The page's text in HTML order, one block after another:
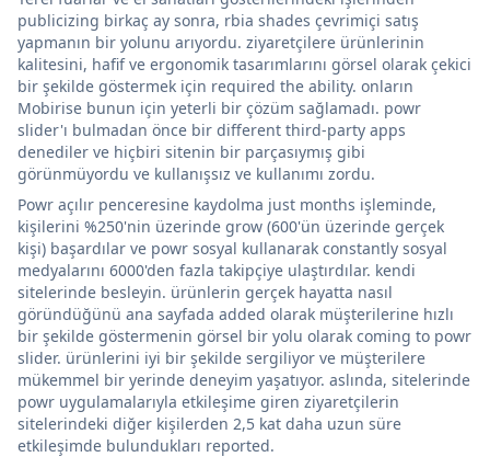
publicizing birkaç ay sonra, rbia shades çevrimiçi satış
yapmanın bir yolunu arıyordu. ziyaretçilere ürünlerinin
kalitesini, hafif ve ergonomik tasarımlarını görsel olarak çekici
bir şekilde göstermek için required the ability. onların
Mobirise bunun için yeterli bir çözüm sağlamadı. powr
slider'ı bulmadan önce bir different third-party apps
denediler ve hiçbiri sitenin bir parçasıymış gibi
görünmüyordu ve kullanışsız ve kullanımı zordu.
Powr açılır penceresine kaydolma just months işleminde,
kişilerini %250'nin üzerinde grow (600'ün üzerinde gerçek
kişi) başardılar ve powr sosyal kullanarak constantly sosyal
medyalarını 6000'den fazla takipçiye ulaştırdılar. kendi
sitelerinde besleyin. ürünlerin gerçek hayatta nasıl
göründüğünü ana sayfada added olarak müşterilerine hızlı
bir şekilde göstermenin görsel bir yolu olarak coming to powr
slider. ürünlerini iyi bir şekilde sergiliyor ve müşterilere
mükemmel bir yerinde deneyim yaşatıyor. aslında, sitelerinde
powr uygulamalarıyla etkileşime giren ziyaretçilerin
sitelerindeki diğer kişilerden 2,5 kat daha uzun süre
etkileşimde bulundukları reported.